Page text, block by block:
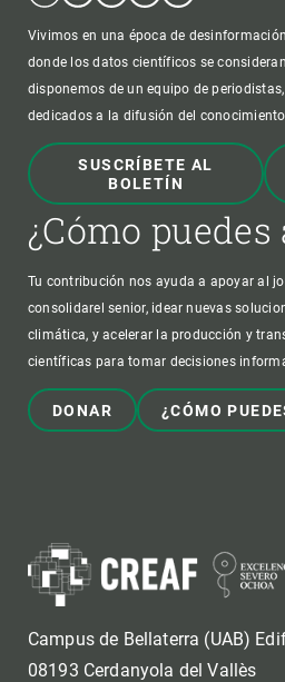
Vivimos en una época de
donde los datos científicos se
disponemos de un equipo de
dedicados a la difusión del
SUSCRÍBETE AL
BOLETÍN
¿Cómo
Tu contribución nos ayuda a apoyar al
consolidarel senior, idear nuevas
climática, y acelerar la producción y
científicas para tomar decisiones
DONAR ¿CÓMO
Campus de Bellaterra (UAB)
08193 Cerdanyola del Vallès